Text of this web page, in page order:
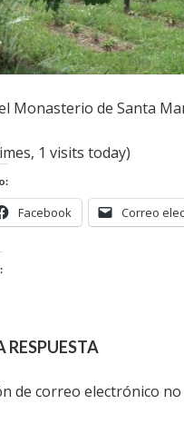
Monasterio de Santa
1 visits today)
Facebook Correo
RESPUESTA
de correo electrónico